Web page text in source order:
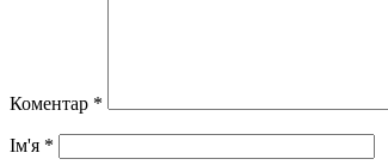
Коментар *
Ім'я *